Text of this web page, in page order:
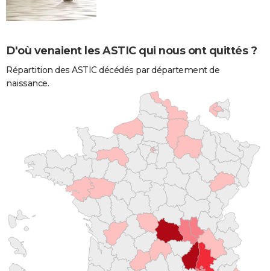
D'où venaient les ASTIC qui nous ont quittés ?
Répartition des ASTIC décédés par département de
naissance.